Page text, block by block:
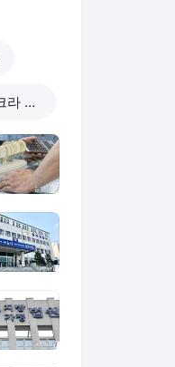
러시아-우크라 전쟁